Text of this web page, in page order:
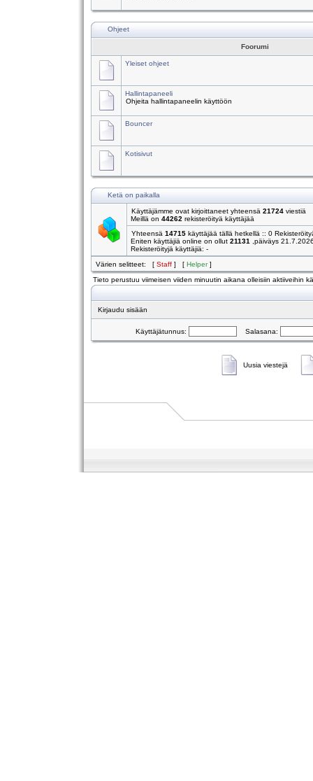
Ohjeet
Foorumi
Yleiset ohjeet
Hallintapaneeli
Ohjeita hallintapaneelin käyttöön
Bouncer
Kotisivut
Ketä on paikalla
Käyttäjämme ovat kirjoittaneet yhteensä 21724 viestiä
Meillä on 44262 rekisteröityä käyttäjää
Yhteensä 14715 käyttäjää tällä hetkellä :: 0
Eniten käyttäjiä online on ollut 21131
,päiväys
Rekisteröityjä käyttäjiä: -
Värien selitteet: [ Staff ] [ Helper]
Tieto perustuu viimeisen viiden minuutin aikana olleisiin aktiiveihin
Kirjaudu sisään
Käyttäjätunnus: Salasana:
Uusia viestejä